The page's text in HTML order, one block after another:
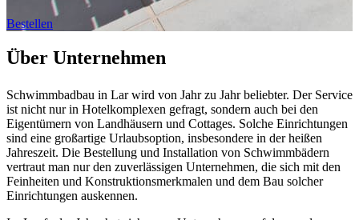
Bestellen
Über Unternehmen
Schwimmbadbau in Lar wird von Jahr zu Jahr beliebter. Der Service
ist nicht nur in Hotelkomplexen gefragt, sondern auch bei den
Eigentümern von Landhäusern und Cottages. Solche Einrichtungen
sind eine großartige Urlaubsoption, insbesondere in der heißen
Jahreszeit. Die Bestellung und Installation von Schwimmbädern
vertraut man nur den zuverlässigen Unternehmen, die sich mit den
Feinheiten und Konstruktionsmerkmalen und dem Bau solcher
Einrichtungen auskennen.